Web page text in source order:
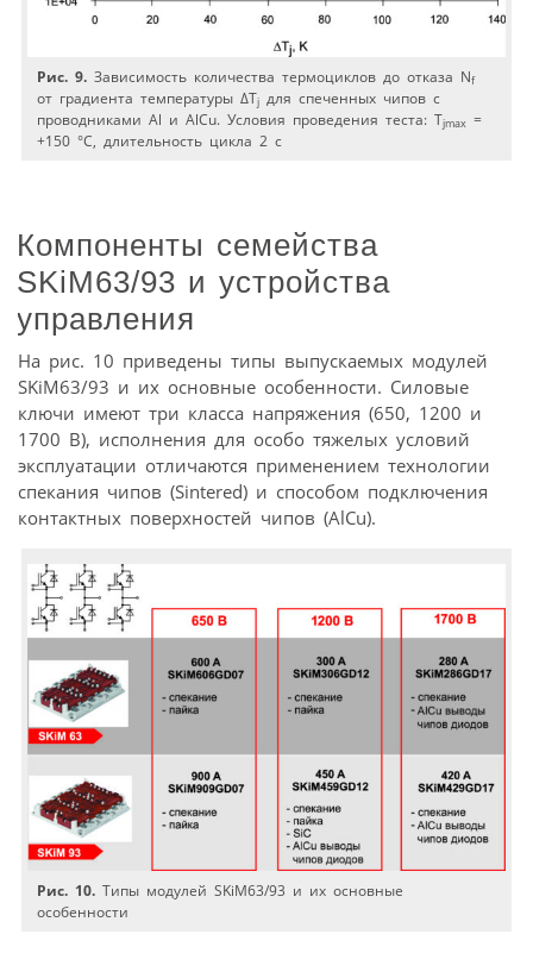
Рис. 9. Зависимость количества термоциклов до отказа Nf
от градиента температуры ΔTj для спеченных чипов с
проводниками Al и AlCu. Условия проведения теста: Tjmax =
+150 °C, длительность цикла 2 с
Компоненты семейства
SKiM63/93 и устройства
управления
На рис. 10 приведены типы выпускаемых модулей
SKiM63/93 и их основные особенности. Силовые
ключи имеют три класса напряжения (650, 1200 и
1700 В), исполнения для особо тяжелых условий
эксплуатации отличаются применением технологии
спекания чипов (Sintered) и способом подключения
контактных поверхностей чипов (AlCu).
Рис. 10. Типы модулей SKiM63/93 и их основные
особенности